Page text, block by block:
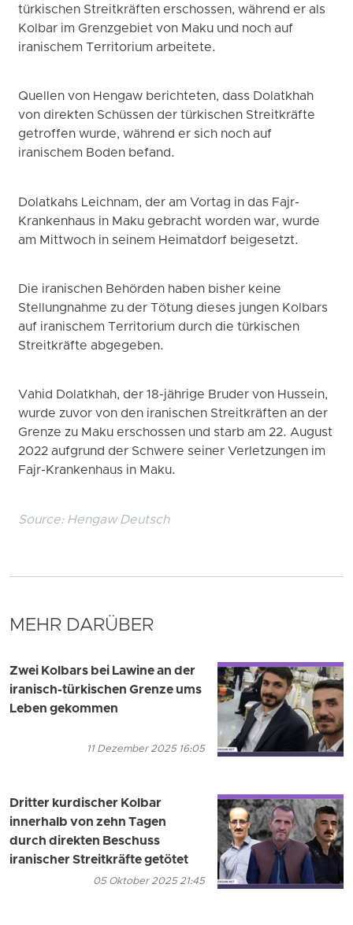
türkischen Streitkräften erschossen, während er als
Kolbar im Grenzgebiet von Maku und noch auf
iranischem Territorium arbeitete.
Quellen von Hengaw berichteten, dass Dolatkhah
von direkten Schüssen der türkischen Streitkräfte
getroffen wurde, während er sich noch auf
iranischem Boden befand.
Dolatkahs Leichnam, der am Vortag in das Fajr-
Krankenhaus in Maku gebracht worden war, wurde
am Mittwoch in seinem Heimatdorf beigesetzt.
Die iranischen Behörden haben bisher keine
Stellungnahme zu der Tötung dieses jungen Kolbars
auf iranischem Territorium durch die türkischen
Streitkräfte abgegeben.
Vahid Dolatkhah, der 18-jährige Bruder von Hussein,
wurde zuvor von den iranischen Streitkräften an der
Grenze zu Maku erschossen und starb am 22. August
2022 aufgrund der Schwere seiner Verletzungen im
Fajr-Krankenhaus in Maku.
Source: Hengaw Deutsch
MEHR DARÜBER
Zwei Kolbars bei Lawine an der
iranisch-türkischen Grenze ums
Leben gekommen
11 Dezember 2025 16:05
Dritter kurdischer Kolbar
innerhalb von zehn Tagen
durch direkten Beschuss
iranischer Streitkräfte getötet
05 Oktober 2025 21:45